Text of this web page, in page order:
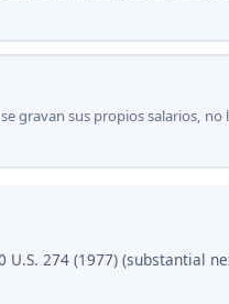
gravan sus propios salarios,
U.S. 274 (1977) (substantial